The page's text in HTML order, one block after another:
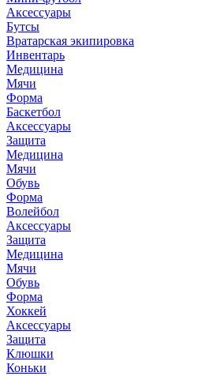
Аксессуары
Бутсы
Вратарская экипировка
Инвентарь
Медицина
Мячи
Форма
Баскетбол
Аксессуары
Защита
Медицина
Мячи
Обувь
Форма
Волейбол
Аксессуары
Защита
Медицина
Мячи
Обувь
Форма
Хоккей
Аксессуары
Защита
Клюшки
Коньки